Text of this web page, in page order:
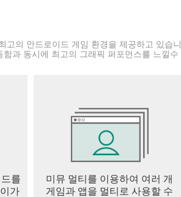
츠
home
고의 안드로이드 게임 환경을 제공하고 있습니
과 동시에 최고의 그래픽 퍼포먼스를 느낄수
를
가
미뮤 멀티를 이용하여 여러 개
게임과 앱을 멀티로 사용할 수